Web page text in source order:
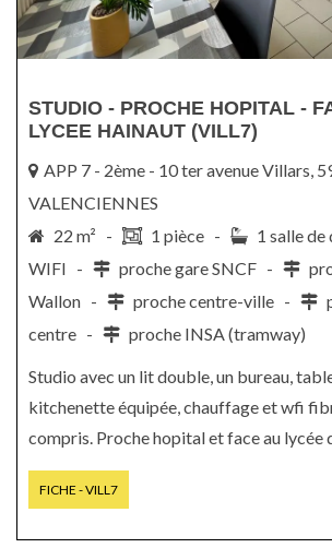
STUDIO - PROCHE HOPITAL -
LYCEE HAINAUT (VILL7)
APP 7 - 2ème - 10 ter avenue Villars,
VALENCIENNES
22 m² -
1 pièce -
1 salle
WIFI -
proche gare SNCF -
Wallon -
proche centre-ville -
centre -
proche INSA (tramway)
Studio avec un lit double, un bureau,
kitchenette équipée, chauffage et wfi
compris. Proche hopital et face au lycée
FICHE - VILL7